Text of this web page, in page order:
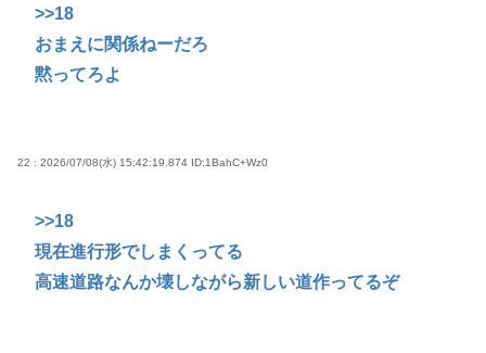
>>18
おまえに関係ねーだろ
黙ってろよ
22 : 2026/07/08(水) 15:42:19.874 ID:1BahC+Wz0
>>18
現在進行形でしまくってる
高速道路なんか壊しながら新しい道作ってるぞ